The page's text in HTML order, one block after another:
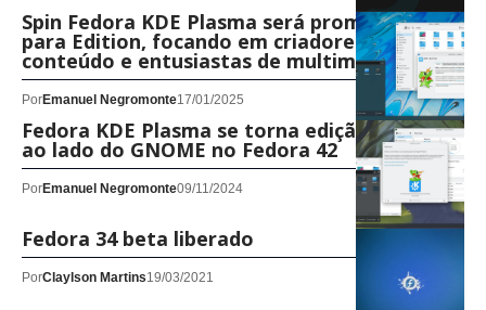
Spin Fedora KDE Plasma será promovida
para Edition, focando em criadores de
conteúdo e entusiastas de multimídia
PorEmanuel Negromonte17/01/2025
Fedora KDE Plasma se torna edição principal
ao lado do GNOME no Fedora 42
PorEmanuel Negromonte09/11/2024
Fedora 34 beta liberado
PorClaylson Martins19/03/2021